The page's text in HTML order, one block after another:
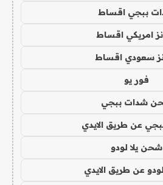
ببجي اقساط
امريكي اقساط
سعودي اقساط
فور يو
شدات ببجي
عن طريق الايدي
شحن يلا لودو
عن طريق الايدي